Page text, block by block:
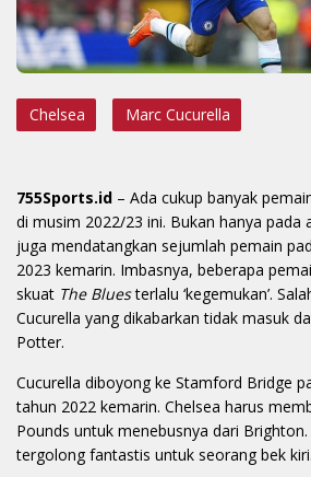
Chelsea Marc Cucurella
755Sports.id – Ada cukup banyak
di musim 2022/23 ini. Bukan hanya pada
juga mendatangkan sejumlah pemain
2023 kemarin. Imbasnya, beberapa
skuat The Bluesterlalu ‘kegemukan’.
Cucurella yang dikabarkan tidak masuk
Potter.
Cucurella diboyong ke Stamford Bridge
tahun 2022 kemarin. Chelsea harus
Pounds untuk menebusnya dari
tergolong fantastis untuk seorang bek kiri.